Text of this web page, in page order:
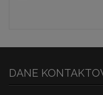
DANE